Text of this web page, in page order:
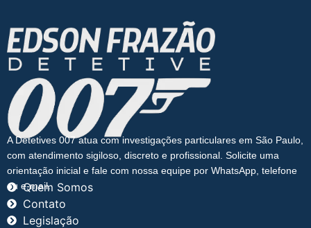
A Detetives 007 atua com investigações particulares em São Paulo,
com atendimento sigiloso, discreto e profissional. Solicite uma
orientação inicial e fale com nossa equipe por WhatsApp, telefone
ou e-mail.
Quem Somos
Contato
Legislação